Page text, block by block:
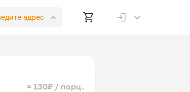
адрес
≈ 130₽ / порц.